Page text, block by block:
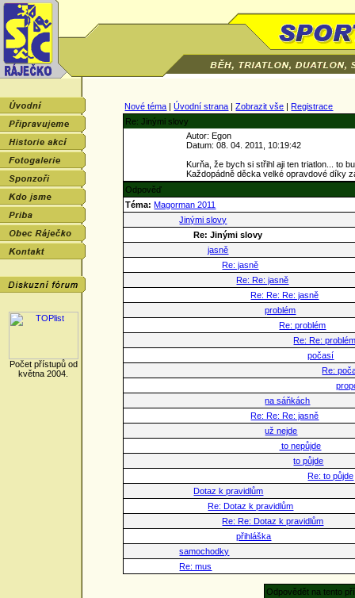
Počet přístupů od
května 2004.
Nové téma |Úvodní strana |Zobrazit vše |Registrace
Re: Jinými slovy
Autor: Egon
Datum: 08. 04. 2011, 10:19:42
Kurňa, že bych si střihl aji ten triatlon... to
Každopádně děcka velké opravdové díky
Odpověď
Téma: Magorman 2011
Jinými slovy
Re: Jinými slovy
jasně
Re: jasně
Re: Re: jasně
Re: Re: Re: jasně
problém
Re: problém
Re: Re:
počasí
Re:
na sáňkách
Re: Re: Re: jasně
už nejde
to nepůjde
to půjde
Re: to půjde
Dotaz k pravidlům
Re: Dotaz k pravidlům
Re: Re: Dotaz k pravidlům
přihláška
samochodky
Re: mus
Odpovědět na tento